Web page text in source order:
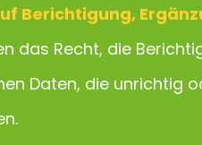
Berichtigung,
das Recht, die
Daten, die unrichtig